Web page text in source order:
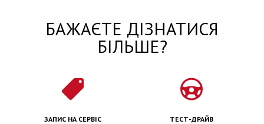
БАЖАЄТЕ ДІЗНАТИСЯ
БІЛЬШЕ?
ЗАПИС НА СЕРВІС ТЕСТ-ДРАЙВ